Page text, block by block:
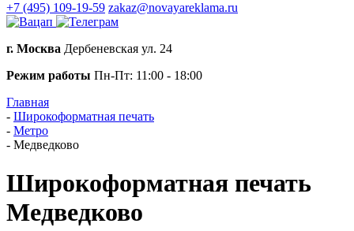
+7 (495) 109-19-59 zakaz@novayareklama.ru
г. Москва Дербеневская ул. 24
Режим работы Пн-Пт: 11:00 - 18:00
Главная
- Широкоформатная печать
- Метро
- Медведково
Широкоформатная печать
Медведково